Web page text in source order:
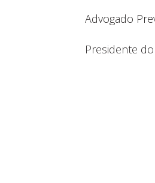
Advogado
Presidente